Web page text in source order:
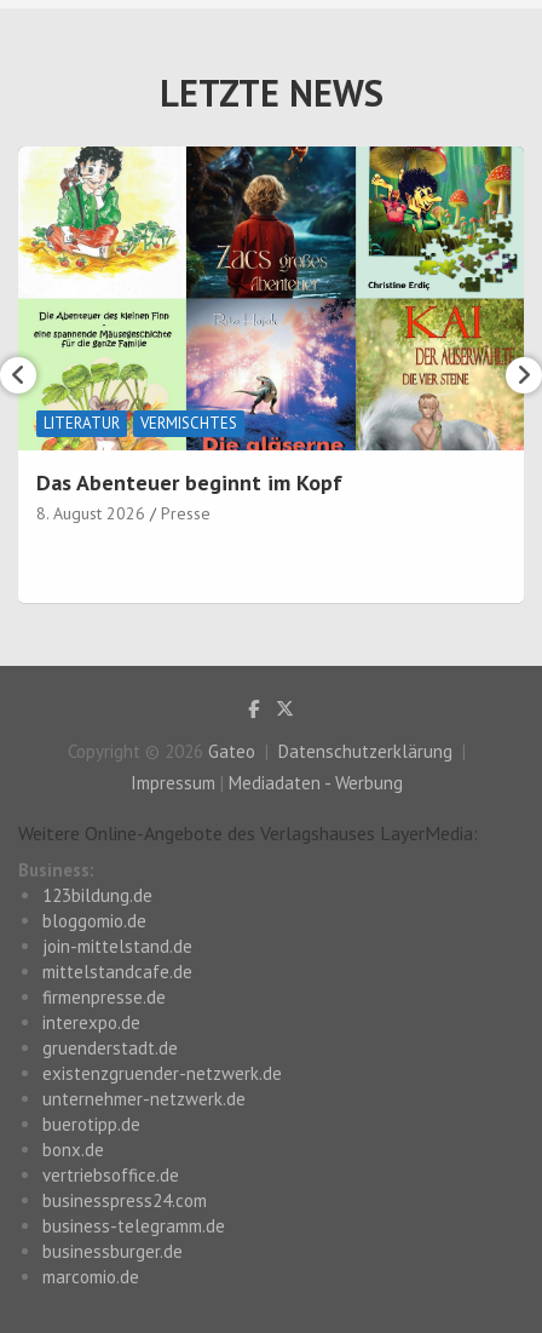
LETZTE NEWS
LITERATUR VERMISCHTES
Das Abenteuer beginnt im Kopf
8. August 2026 Presse
Copyright © 2026 Gateo
Datenschutzerklärung
Impressum | Mediadaten - Werbung
Weitere Online-Angebote des Verlagshauses LayerMedia:
Business:
123bildung.de
bloggomio.de
join-mittelstand.de
mittelstandcafe.de
firmenpresse.de
interexpo.de
gruenderstadt.de
existenzgruender-netzwerk.de
unternehmer-netzwerk.de
buerotipp.de
bonx.de
vertriebsoffice.de
businesspress24.com
business-telegramm.de
businessburger.de
marcomio.de